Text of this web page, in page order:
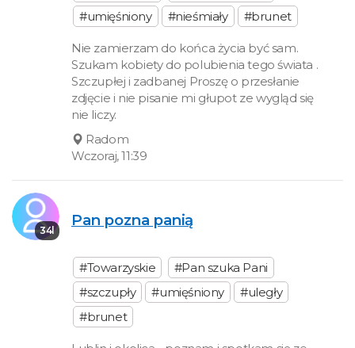
#umięśniony
#nieśmiały #brunet
Nie zamierzam do końca życia być sam.
Szukam kobiety do polubienia tego świata .
Szczupłej i zadbanej Proszę o przesłanie
zdjęcie i nie pisanie mi głupot ze wygląd się
nie liczy.
Radom
Wczoraj, 11:39
34l
Pan pozna panią
#Towarzyskie
#Pan szuka Pani
#szczupły
#umięśniony
#uległy
#brunet